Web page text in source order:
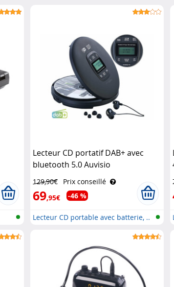
Lecteur CD portatif DAB+ avec
bluetooth 5.0 Auvisio
129,90€ Prix conseillé
69,95€ -46 %
Lecteur CD portable avec batterie, ..